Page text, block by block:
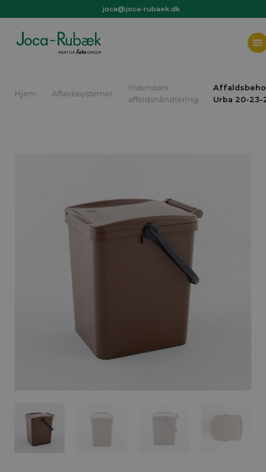
joca@joca-rubaek.dk
Hjem Affaldssystemer
Indendørs
affaldshåndtering
Urba 20-23-